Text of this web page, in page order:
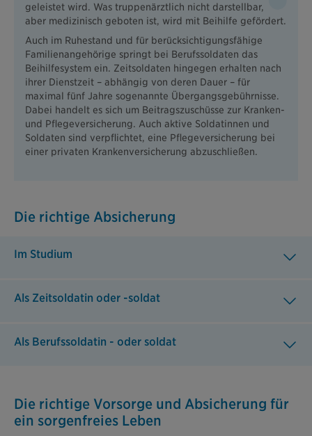
geleistet wird. Was truppenärztlich nicht darstellbar,
aber medizinisch geboten ist, wird mit Beihilfe gefördert.
Auch im Ruhestand und für berücksichtigungsfähige
Familienangehörige springt bei Berufssoldaten das
Beihilfesystem ein. Zeitsoldaten hingegen erhalten nach
ihrer Dienstzeit – abhängig von deren Dauer – für
maximal fünf Jahre sogenannte Übergangsgebührnisse.
Dabei handelt es sich um Beitragszuschüsse zur Kranken-
und Pflegeversicherung. Auch aktive Soldatinnen und
Soldaten sind verpflichtet, eine Pflegeversicherung bei
einer privaten Krankenversicherung abzuschließen.
Die richtige Absicherung
Im Studium
Als Zeitsoldatin oder -soldat
Als Berufssoldatin - oder soldat
Die richtige Vorsorge und Absicherung für
ein sorgenfreies Leben